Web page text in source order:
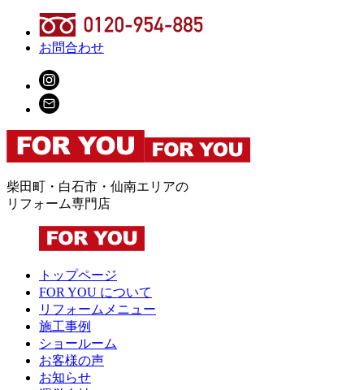
お問合わせ
柴田町・白石市・仙南エリアの
リフォーム専門店
トップページ
FOR YOU について
リフォームメニュー
施工事例
ショールーム
お客様の声
お知らせ